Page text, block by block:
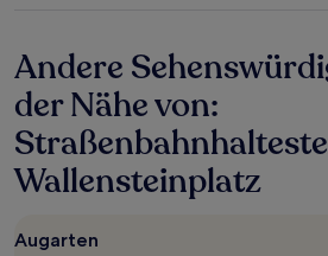
Andere
der Nähe von:
Wallensteinplatz
Augarten